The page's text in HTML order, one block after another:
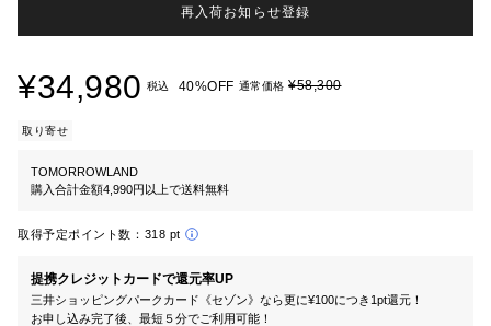
再入荷お知らせ登録
¥34,980 税込 40%OFF 通常価格 ¥58,300
取り寄せ
TOMORROWLAND
購入合計金額4,990円以上で送料無料
取得予定ポイント数： 318 pt
提携クレジットカードで還元率UP
三井ショッピングパークカード《セゾン》なら更に¥100につき1pt還元！
お申し込み完了後、最短５分でご利用可能！